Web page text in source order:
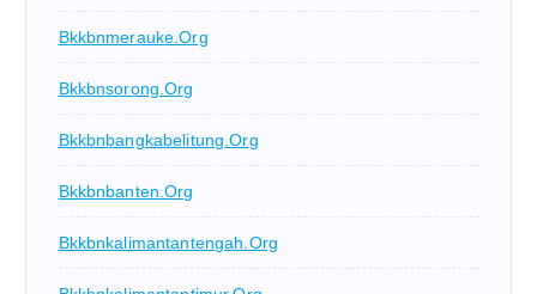
Bkkbnmerauke.org
Bkkbnsorong.org
Bkkbnbangkabelitung.org
Bkkbnbanten.org
Bkkbnkalimantantengah.org